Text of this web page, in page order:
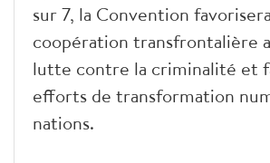
sur 7, la Convention
coopération transfrontalière
lutte contre la criminalité et
efforts de transformation
nations.